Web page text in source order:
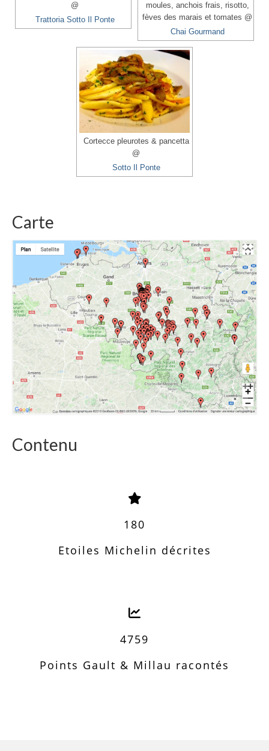
@
Trattoria Sotto Il Ponte
moules, anchois frais, risotto,
fèves des marais et tomates @
Chai Gourmand
Cortecce pleurotes & pancetta
@
Sotto Il Ponte
Carte
Contenu
180
Etoiles Michelin décrites
4759
Points Gault & Millau racontés